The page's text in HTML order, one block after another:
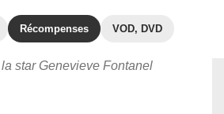
Récompenses VOD, DVD
star Genevieve Fontanel